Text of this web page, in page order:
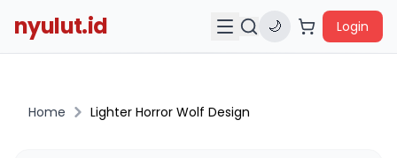
nyulut.id 🌙 Login
Home Lighter Horror Wolf Design